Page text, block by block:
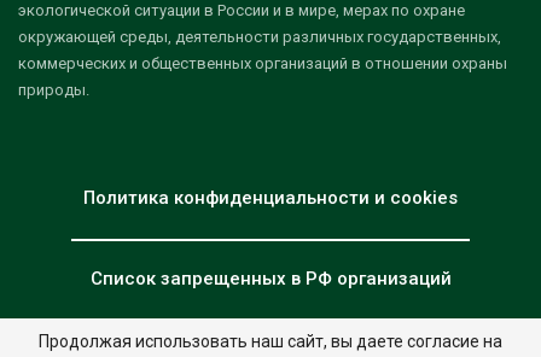
экологической ситуации в России и в мире, мерах по охране
окружающей среды, деятельности различных государственных,
коммерческих и общественных организаций в отношении охраны
природы.
Политика конфиденциальности и cookies
Список запрещенных в РФ организаций
Продолжая использовать наш сайт, вы даете согласие на